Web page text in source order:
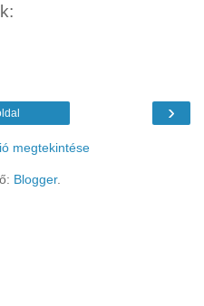
›
megtekintése
Blogger.